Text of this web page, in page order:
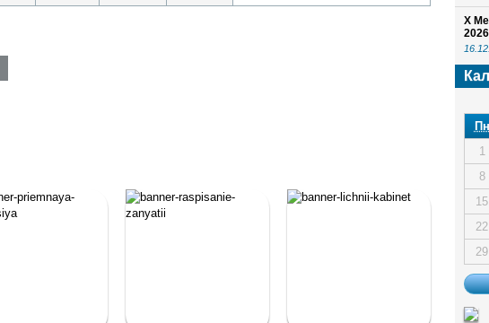
X
Пн
1
8
15
22
29